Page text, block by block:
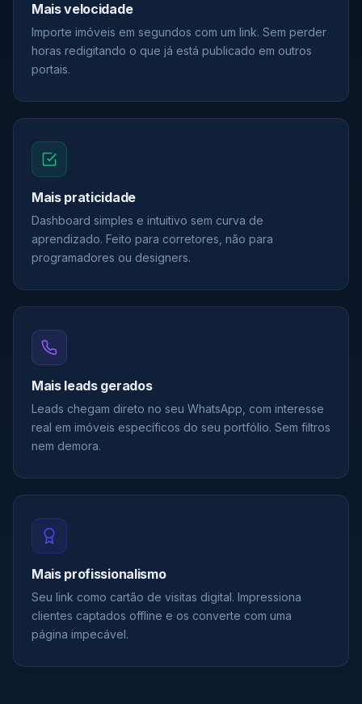
Mais velocidade
Importe imóveis em segundos com um link. Sem perder
horas redigitando o que já está publicado em outros
portais.
Mais praticidade
Dashboard simples e intuitivo sem curva de
aprendizado. Feito para corretores, não para
programadores ou designers.
Mais leads gerados
Leads chegam direto no seu WhatsApp, com interesse
real em imóveis específicos do seu portfólio. Sem filtros
nem demora.
Mais profissionalismo
Seu link como cartão de visitas digital. Impressiona
clientes captados offline e os converte com uma
página impecável.